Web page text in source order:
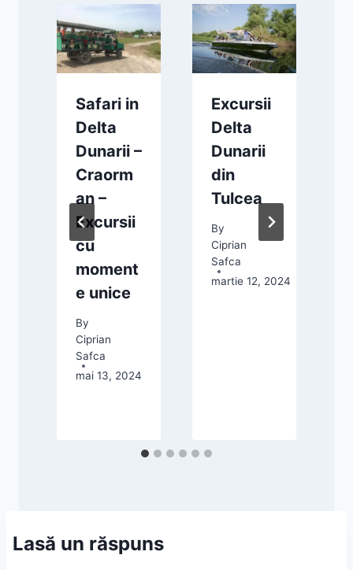
Safari in
Delta
Dunarii –
Craorm
an –
Excursii
cu
moment
e unice
By
Ciprian
Safca
mai 13, 2024
Excursii
Delta
Dunarii
din
Tulcea
By
Ciprian
Safca
martie 12, 2024
Lasă un răspuns